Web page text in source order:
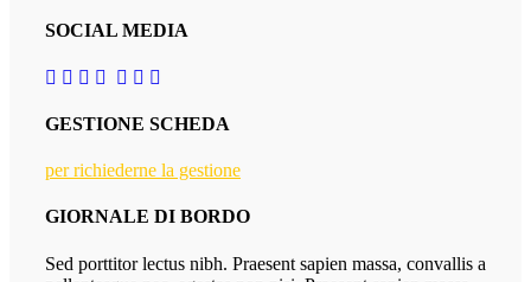
SOCIAL MEDIA
GESTIONE SCHEDA
per richiederne la gestione
GIORNALE DI BORDO
Sed porttitor lectus nibh. Praesent sapien massa, convallis a